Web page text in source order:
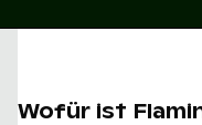
Wofür ist